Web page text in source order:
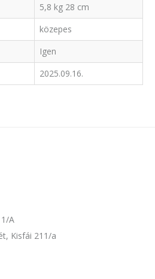
5,8 kg 28 cm
közepes
Igen
2025.09.16.
A
Kisfái 211/a